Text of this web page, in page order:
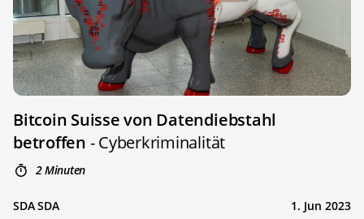
Bitcoin Suisse von Datendiebstahl
betroffen - Cyberkriminalität
2 Minuten
SDA SDA 1. Jun 2023